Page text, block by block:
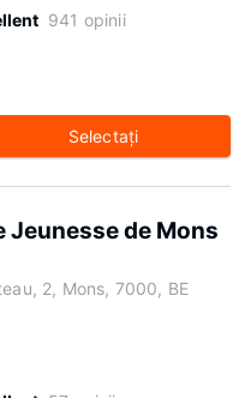
941 opinii
Selectaţi
Jeunesse de Mons
2, Mons, 7000, BE